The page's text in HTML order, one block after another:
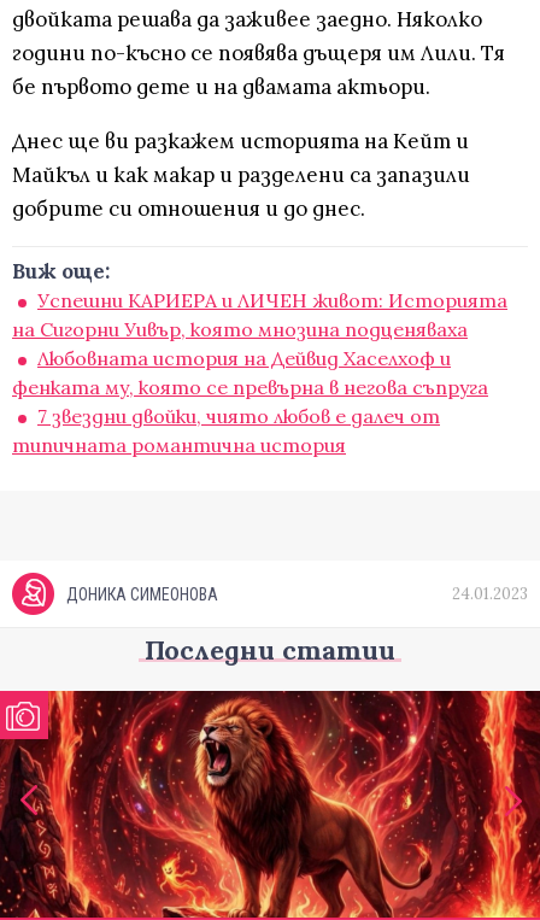
двойката решава да заживее заедно. Няколко
години по-късно се появява дъщеря им Лили. Тя
бе първото дете и на двамата актьори.
Днес ще ви разкажем историята на Кейт и
Майкъл и как макар и разделени са запазили
добрите си отношения и до днес.
Виж още:
Успешни КАРИЕРА и ЛИЧЕН живот: Историята
на Сигорни Уивър, която мнозина подценяваха
Любовната история на Дейвид Хаселхоф и
фенката му, която се превърна в негова съпруга
7 звездни двойки, чиято любов е далеч от
типичната романтична история
ДОНИКА СИМЕОНОВА 24.01.2023
Последни статии